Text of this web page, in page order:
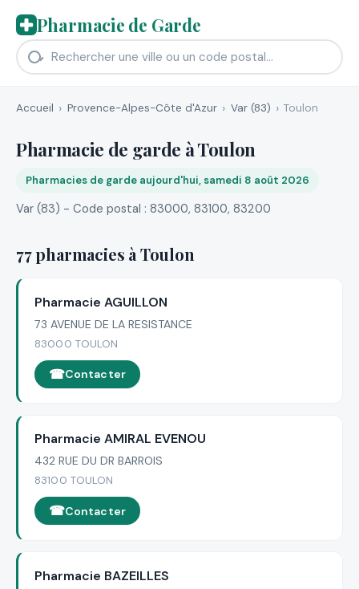
Pharmacie de Garde
Accueil Provence-Alpes-Côte d'Azur Var (83) Toulon
Pharmacie de garde à Toulon
Pharmacies de garde aujourd'hui, samedi 8 août 2026
Var (83) - Code postal : 83000, 83100, 83200
77 pharmacies à Toulon
Pharmacie AGUILLON
73 AVENUE DE LA RESISTANCE
83000 TOULON
Contacter
Pharmacie AMIRAL EVENOU
432 RUE DU DR BARROIS
83100 TOULON
Contacter
Pharmacie BAZEILLES